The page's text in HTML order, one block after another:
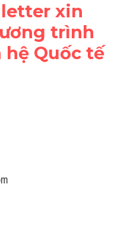
letter xin
trình
hệ Quốc tế